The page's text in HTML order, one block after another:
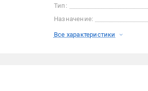
Тип:
Назначение:
Все характеристики